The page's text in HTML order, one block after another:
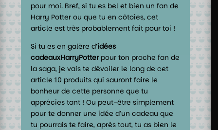
pour moi. Bref, si tu es bel et bien un fan de
Harry Potter ou que tu en côtoies, cet
article est très probablement fait pour toi !
Si tu es en galère d‘idées
cadeauxHarryPotterpour ton proche fan de
la saga, je vais te dévoiler le long de cet
article 10 produits qui sauront faire le
bonheur de cette personne que tu
apprécies tant ! Ou peut-être simplement
pour te donner une idée d’un cadeau que
tu pourrais te faire, après tout, tu as bien le